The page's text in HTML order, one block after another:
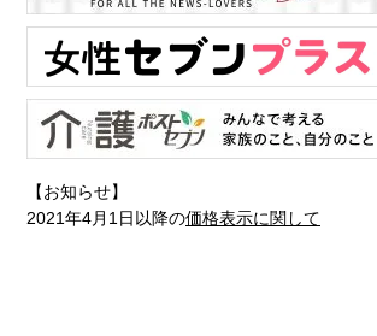
【お知らせ】
2021年4月1日以降の価格表示に関して